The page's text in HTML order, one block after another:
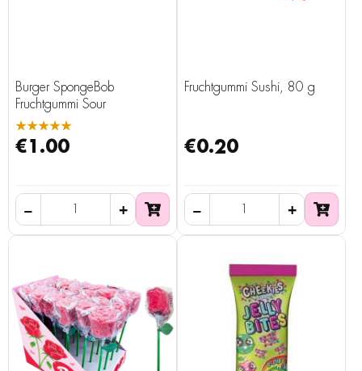
Burger SpongeBob
Fruchtgummi Sour
★★★★★
€1.00
Fruchtgummi Sushi, 80 g
€0.20